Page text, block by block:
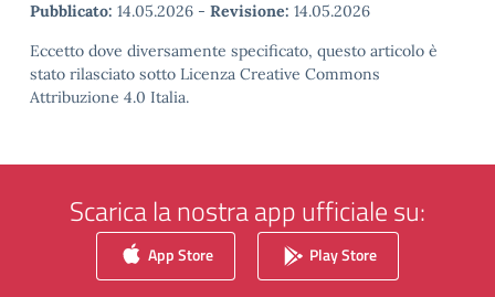
Pubblicato: 14.05.2026 - Revisione: 14.05.2026
Eccetto dove diversamente specificato, questo articolo è
stato rilasciato sotto Licenza Creative Commons
Attribuzione 4.0 Italia.
Scarica la nostra app ufficiale su:
App Store Play Store